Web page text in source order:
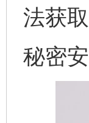
法获
秘密安